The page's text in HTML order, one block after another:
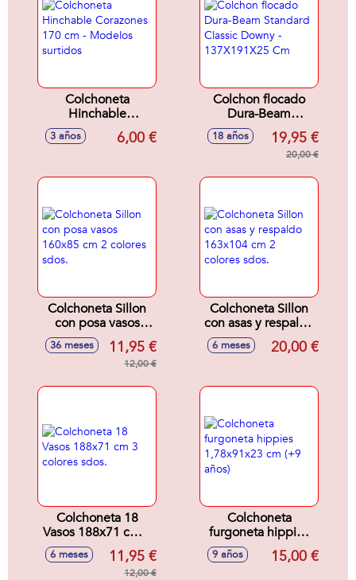
Colchoneta
Hinchable
Corazones 170 cm -
Modelos surtidos
3 años 6,00 €
Colchon flocado
Dura-Beam
Standard Classic
Downy -
137X191X25 Cm
18 años 19,95 €
20,00 €
Colchoneta Sillon
con posa vasos
160x85 cm 2
colores sdos.
36 meses 11,95 €
12,00 €
Colchoneta Sillon
con asas y respaldo
163x104 cm 2
colores sdos.
6 meses 20,00 €
Colchoneta 18
Vasos 188x71 cm 3
colores sdos.
6 meses 11,95 €
12,00 €
Colchoneta
furgoneta hippies
1,78x91x23 cm (+9
años)
9 años 15,00 €